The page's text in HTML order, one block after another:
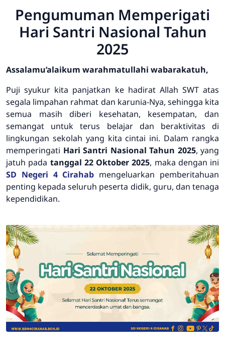
Pengumuman Memperigati
Hari Santri Nasional Tahun
2025
Assalamu’alaikum warahmatullahi wabarakatuh,
Puji syukur kita panjatkan ke hadirat Allah SWT atas
segala limpahan rahmat dan karunia-Nya, sehingga kita
semua masih diberi kesehatan, kesempatan, dan
semangat untuk terus belajar dan beraktivitas di
lingkungan sekolah yang kita cintai ini. Dalam rangka
memperingati Hari Santri Nasional Tahun 2025, yang
jatuh pada tanggal 22 Oktober 2025, maka dengan ini
SD Negeri 4 Cirahab mengeluarkan pemberitahuan
penting kepada seluruh peserta didik, guru, dan tenaga
kependidikan.